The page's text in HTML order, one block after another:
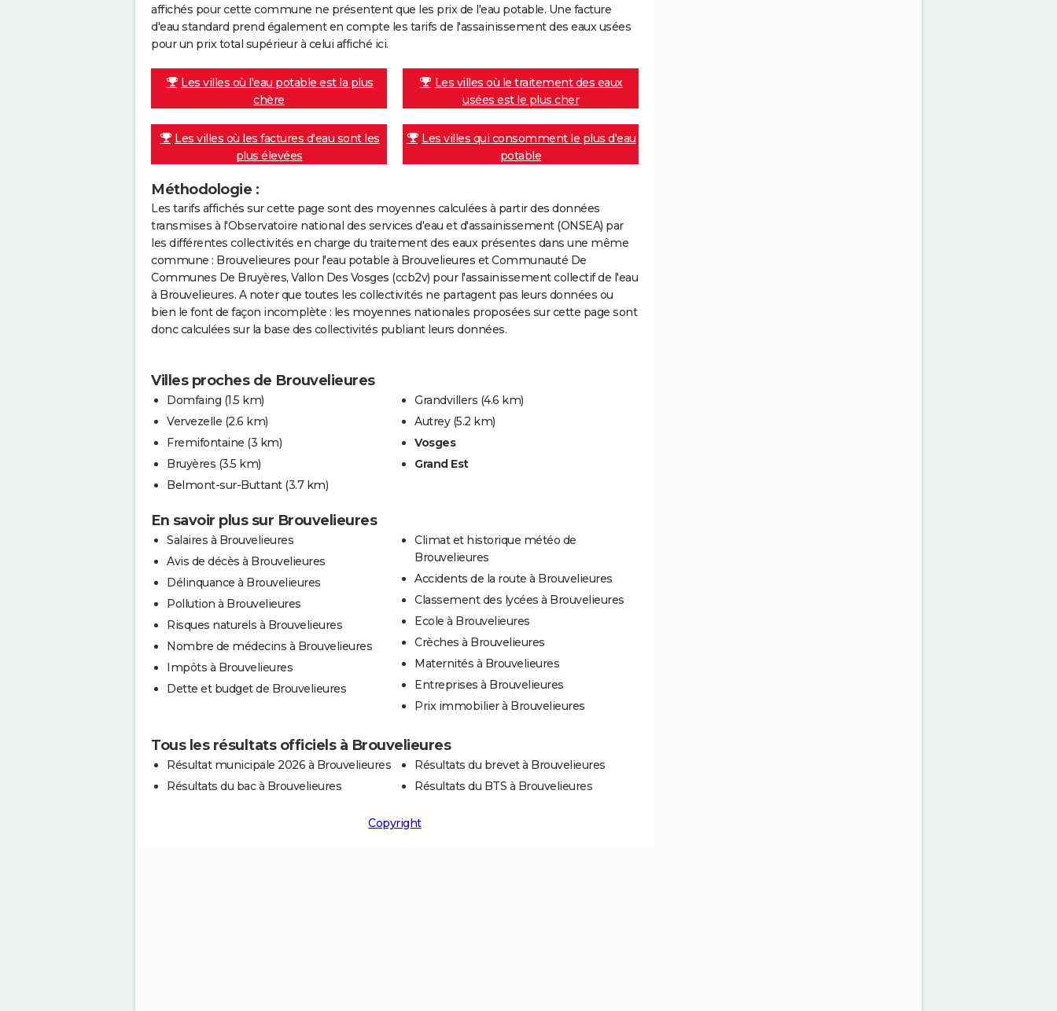
affichés pour cette commune ne présentent que les prix de l'eau potable. Une facture
d'eau standard prend également en compte les tarifs de l'assainissement des eaux usées
pour un prix total supérieur à celui affiché ici.
Les villes où l'eau potable est la plus
chère
Les villes où le traitement des eaux
usées est le plus cher
Les villes où les factures d'eau sont les
plus élevées
Les villes qui consomment le plus d'eau
potable
Méthodologie :
Les tarifs affichés sur cette page sont des moyennes calculées à partir des données
transmises à l'Observatoire national des services d'eau et d'assainissement (ONSEA) par
les différentes collectivités en charge du traitement des eaux présentes dans une même
commune : Brouvelieures pour l'eau potable à Brouvelieures et Communauté De
Communes De Bruyères, Vallon Des Vosges (ccb2v) pour l'assainissement collectif de l'eau
à Brouvelieures. A noter que toutes les collectivités ne partagent pas leurs données ou
bien le font de façon incomplète : les moyennes nationales proposées sur cette page sont
donc calculées sur la base des collectivités publiant leurs données.
Villes proches de Brouvelieures
Domfaing (1.5 km)
Vervezelle (2.6 km)
Fremifontaine (3 km)
Bruyères (3.5 km)
Belmont-sur-Buttant (3.7 km)
Grandvillers (4.6 km)
Autrey (5.2 km)
Vosges
Grand Est
En savoir plus sur Brouvelieures
Salaires à Brouvelieures
Avis de décès à Brouvelieures
Délinquance à Brouvelieures
Pollution à Brouvelieures
Risques naturels à Brouvelieures
Nombre de médecins à Brouvelieures
Impôts à Brouvelieures
Dette et budget de Brouvelieures
Climat et historique météo de
Brouvelieures
Accidents de la route à Brouvelieures
Classement des lycées à Brouvelieures
Ecole à Brouvelieures
Crèches à Brouvelieures
Maternités à Brouvelieures
Entreprises à Brouvelieures
Prix immobilier à Brouvelieures
Tous les résultats officiels à Brouvelieures
Résultat municipale 2026 à Brouvelieures
Résultats du bac à Brouvelieures
Résultats du brevet à Brouvelieures
Résultats du BTS à Brouvelieures
Copyright